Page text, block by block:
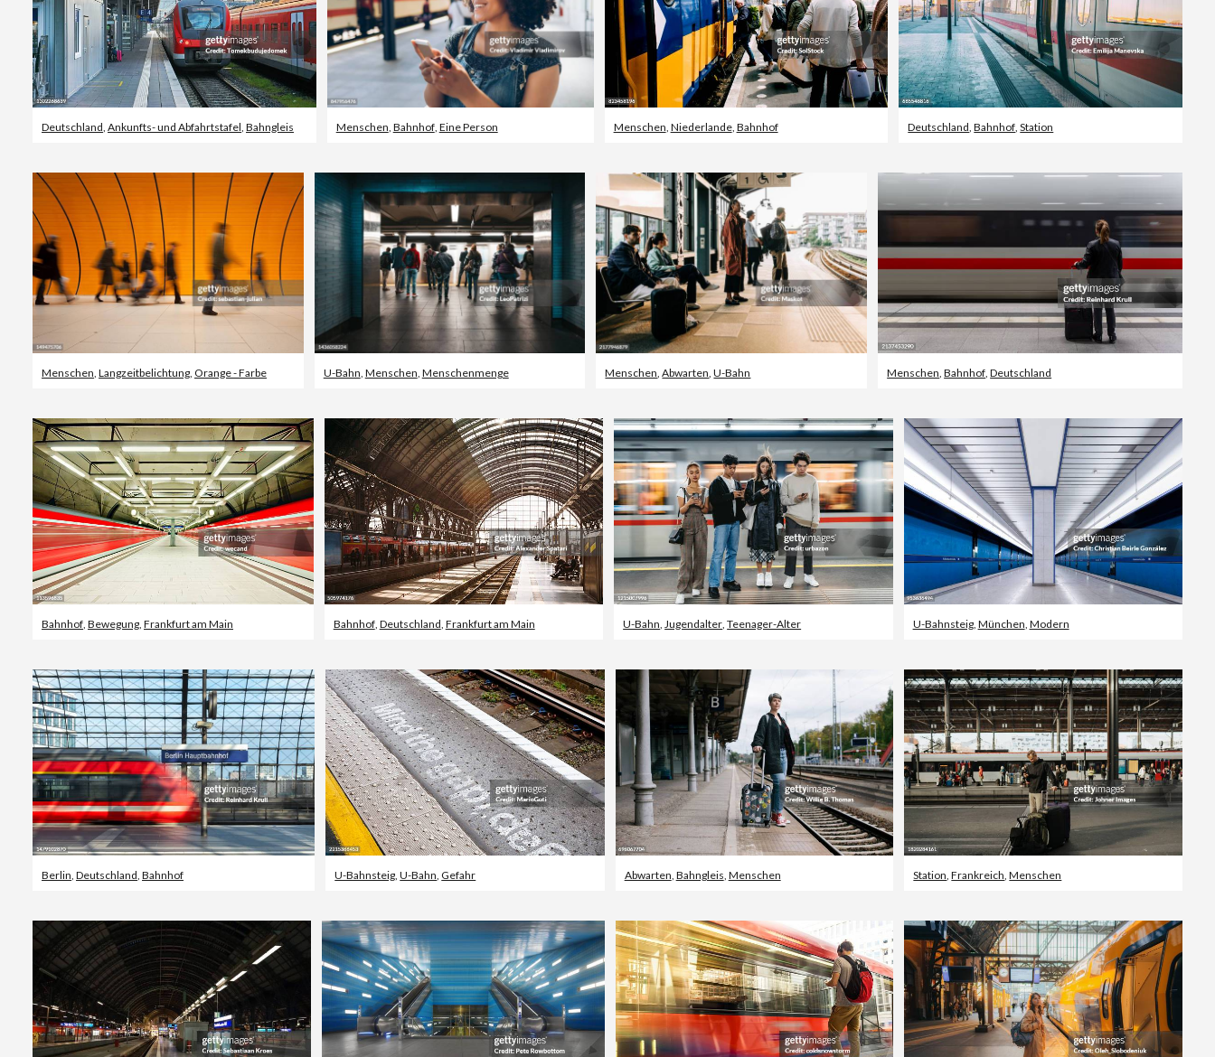
Deutschland, Ankunfts- und Abfahrtstafel, Bahngleis Menschen, Bahnhof, Eine Person Menschen, Niederlande, Bahnhof Deutschland,Bahnhof,Station
Menschen, Langzeitbelichtung, Orange - Farbe U-Bahn, Menschen, Menschenmenge Menschen,Abwarten,U-Bahn Menschen,Bahnhof,Deutschland
Bahnhof, Bewegung, Frankfurt am Main Bahnhof, Deutschland, Frankfurt am Main U-Bahn,Jugendalter,Teenager-Alter U-Bahnsteig, München, Modern
Berlin Deutschland Bahnhof U-Bahnsteig ,U-Bahn Gefahr Abwarten Bahngleis Menschen Station ,Frankreich ,Menschen